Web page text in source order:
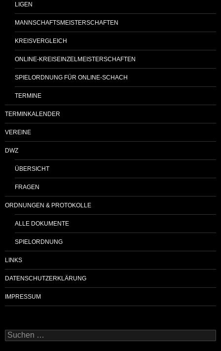
LIGEN
MANNSCHAFTSMEISTERSCHAFTEN
KREISVERGLEICH
ONLINE-KREISEINZELMEISTERSCHAFTEN
SPIELORDNUNG FÜR ONLINE-SCHACH
TERMINE
TERMINKALENDER
VEREINE
DWZ
ÜBERSICHT
FRAGEN
ORDNUNGEN & PROTOKOLLE
ALLE DOKUMENTE
SPIELORDNUNG
LINKS
DATENSCHUTZERKLÄRUNG
IMPRESSUM
Suchen
nach: